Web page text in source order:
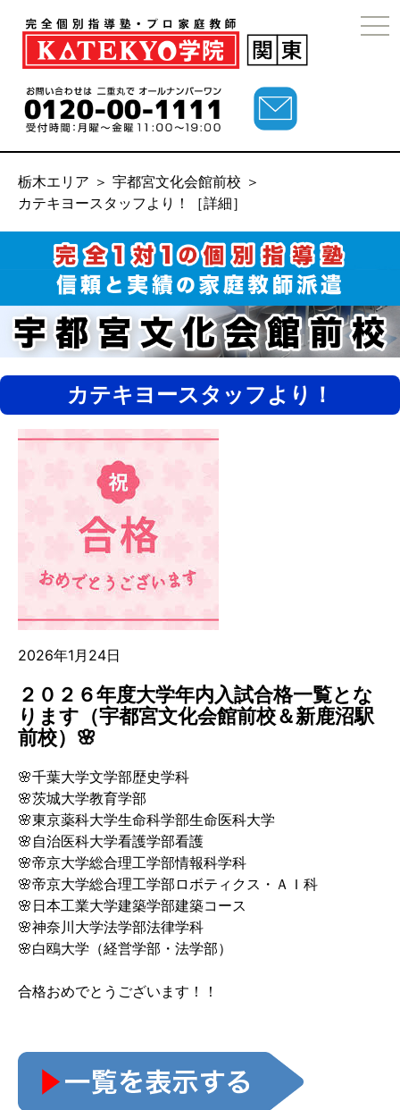
栃木エリア ＞ 宇都宮文化会館前校 ＞
カテキヨースタッフより！［詳細］
カテキヨースタッフより！
2026年1月24日
２０２６年度大学年内入試合格一覧とな
ります（宇都宮文化会館前校＆新鹿沼駅
前校）🌸
🌸千葉大学文学部歴史学科
🌸茨城大学教育学部
🌸東京薬科大学生命科学部生命医科大学
🌸自治医科大学看護学部看護
🌸帝京大学総合理工学部情報科学科
🌸帝京大学総合理工学部ロボティクス・ＡＩ科
🌸日本工業大学建築学部建築コース
🌸神奈川大学法学部法律学科
🌸白鴎大学（経営学部・法学部）
合格おめでとうございます！！